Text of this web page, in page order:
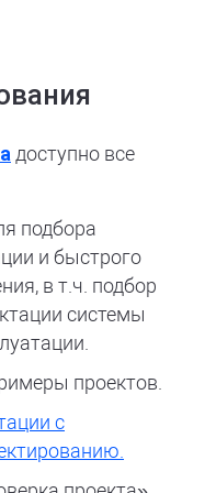
доступно все
подбора
и быстрого
в т.ч. подбор
системы
проектов.
с